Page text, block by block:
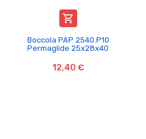

Boccola PAP 2540.P10
Permaglide 25x28x40
12,40 €